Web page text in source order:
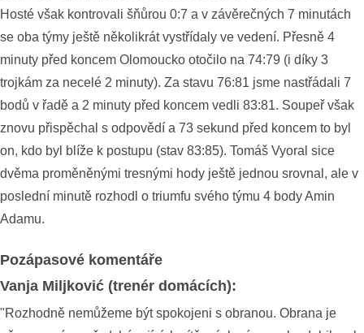
Hosté však kontrovali šňůrou 0:7 a v závěrečných 7 minutách
se oba týmy ještě několikrát vystřídaly ve vedení. Přesně 4
minuty před koncem Olomoucko otočilo na 74:79 (i díky 3
trojkám za necelé 2 minuty). Za stavu 76:81 jsme nastřádali 7
bodů v řadě a 2 minuty před koncem vedli 83:81. Soupeř však
znovu přispěchal s odpovědí a 73 sekund před koncem to byl
on, kdo byl blíže k postupu (stav 83:85). Tomáš Vyoral sice
dvěma proměněnými tresnými hody ještě jednou srovnal, ale v
poslední minutě rozhodl o triumfu svého týmu 4 body Amin
Adamu.
Pozápasové komentáře
Vanja Miljković (trenér domácích):
"Rozhodně nemůžeme být spokojeni s obranou. Obrana je